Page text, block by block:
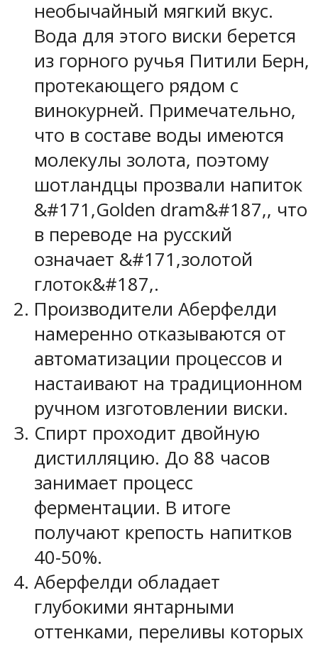
необычайный мягкий вкус.
Вода для этого виски берется
из горного ручья Питили Берн,
протекающего рядом с
винокурней. Примечательно,
что в составе воды имеются
молекулы золота, поэтому
шотландцы прозвали напиток
&#171,Golden dram&#187,, что
в переводе на русский
означает &#171,золотой
глоток&#187,.
Производители Аберфелди
намеренно отказываются от
автоматизации процессов и
настаивают на традиционном
ручном изготовлении виски.
Спирт проходит двойную
дистилляцию. До 88 часов
занимает процесс
ферментации. В итоге
получают крепость напитков
40-50%.
Аберфелди обладает
глубокими янтарными
оттенками, переливы которых